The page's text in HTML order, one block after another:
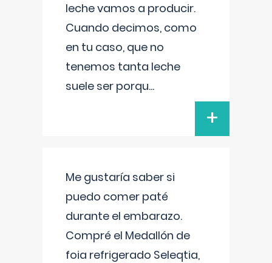
leche vamos a producir.
Cuando decimos, como
en tu caso, que no
tenemos tanta leche
suele ser porqu...
+
Me gustaría saber si
puedo comer paté
durante el embarazo.
Compré el Medallón de
foia refrigerado Seleqtia,